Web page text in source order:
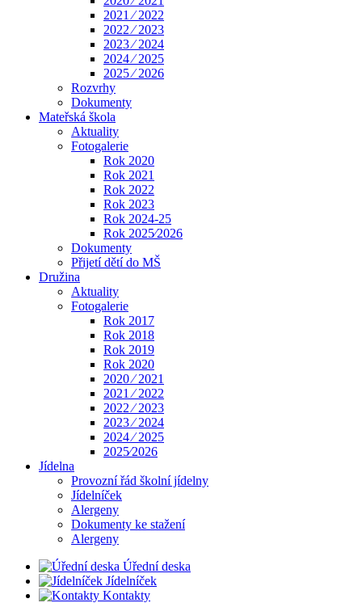
2021 ⁄ 2022
2022 ⁄ 2023
2023 ⁄ 2024
2024 ⁄ 2025
2025 ⁄ 2026
Rozvrhy
Dokumenty
Mateřská škola
Aktuality
Fotogalerie
Rok 2020
Rok 2021
Rok 2022
Rok 2023
Rok 2024-25
Rok 2025⁄2026
Dokumenty
Přijetí dětí do MŠ
Družina
Aktuality
Fotogalerie
Rok 2017
Rok 2018
Rok 2019
Rok 2020
2020 ⁄ 2021
2021 ⁄ 2022
2022 ⁄ 2023
2023 ⁄ 2024
2024 ⁄ 2025
2025⁄2026
Jídelna
Provozní řád školní jídelny
Jídelníček
Alergeny
Dokumenty ke stažení
Alergeny
Úřední deska
Jídelníček
Kontakty